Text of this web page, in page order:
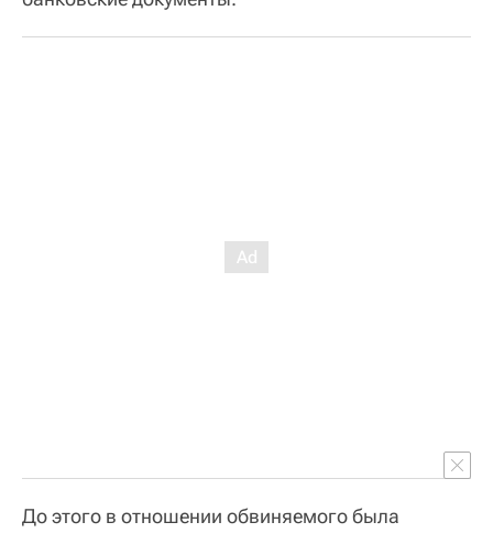
До этого в отношении обвиняемого была